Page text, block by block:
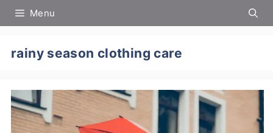
Menu
rainy season clothing care